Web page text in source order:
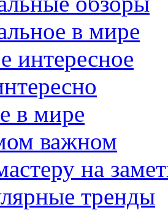
в мире
интересное
в мире
важном
на
тренды